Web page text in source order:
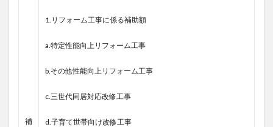
補
1.リフォーム工事に係る補助額
a.特定性能向上リフォーム工事
b.その他性能向上リフォーム工事
c.三世代同居対応改修工事
d.子育て世帯向け改修工事